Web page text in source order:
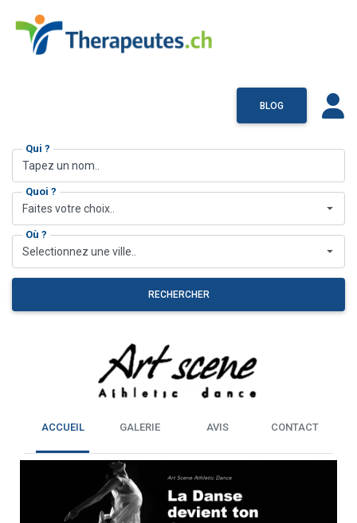
BLOG
Qui ?
Quoi ?
Faites votre choix..
Où ?
Selectionnez une ville..
RECHERCHER
ACCUEIL GALERIE AVIS CONTACT